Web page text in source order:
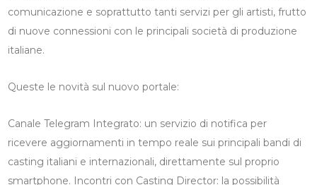
comunicazione e soprattutto tanti servizi per gli artisti, frutto
di nuove connessioni con le principali società di produzione
italiane.
Queste le novità sul nuovo portale:
Canale Telegram Integrato: un servizio di notifica per
ricevere aggiornamenti in tempo reale sui principali bandi di
casting italiani e internazionali, direttamente sul proprio
smartphone. Incontri con Casting Director: la possibilità